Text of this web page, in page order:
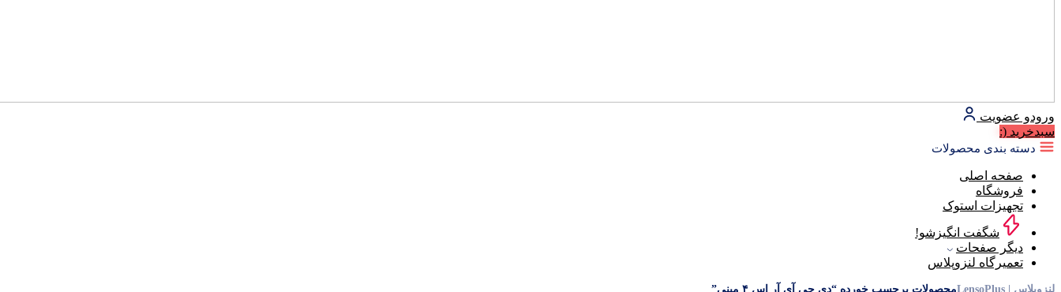
ورودو عضویت
سبد‌خرید (:
دسته بندی محصولات
صفحه اصلی
فروشگاه
تجهیزات استوک
شگفت انگیزشو!
دیگر صفحات
تعمیرگاه لنزوپلاس
لنزوپلاس | LensoPlus محصولات برچسب خورده “دی جی آی آر اس ۴ مینی”